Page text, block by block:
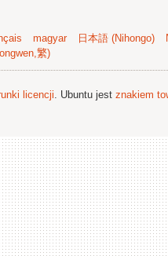
magyar 日本語 (Nihongo)
繁)
licencji. Ubuntu jest znakiem